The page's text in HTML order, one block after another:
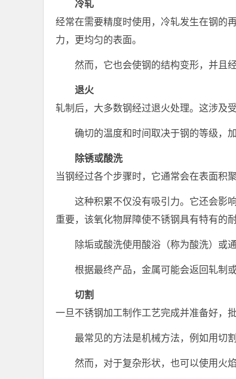
冷轧
经常在需要精度时使用，冷轧发生在钢的
力，更均匀的表面。
然而，它也会使钢的结构变形，并且
退火
轧制后，大多数钢经过退火处理。这涉及
确切的温度​​和时间取决于钢的等级，
除锈或酸洗
当钢经过各个步骤时，它通常会在表面积聚
这种积累不仅没有吸引力。它还会影
重要，该氧化物屏障使不锈钢具有特有的
除垢或酸洗使用酸浴（称为酸洗）或
根据最终产品，金属可能会返回轧制
切割
一旦不锈钢加工制作工艺完成并准备好，
最常见的方法是机械方法，例如用切
然而，对于复杂形状，也可以使用火